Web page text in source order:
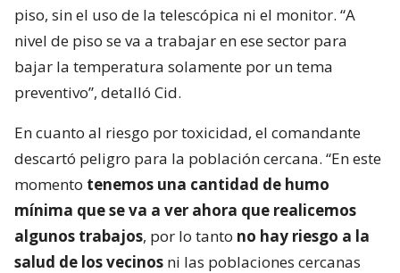
piso, sin el uso de la telescópica ni el monitor. “A
nivel de piso se va a trabajar en ese sector para
bajar la temperatura solamente por un tema
preventivo”, detalló Cid.
En cuanto al riesgo por toxicidad, el comandante
descartó peligro para la población cercana. “En este
momento tenemos una cantidad de humo
mínima que se va a ver ahora que realicemos
algunos trabajos, por lo tanto no hay riesgo a la
salud de los vecinos ni las poblaciones cercanas